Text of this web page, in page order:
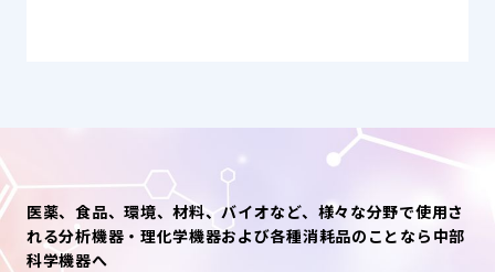
医薬、食品、環境、材料、バイオなど、様々な分野で使用さ
れる分析機器・理化学機器および各種消耗品のことなら中部
科学機器へ